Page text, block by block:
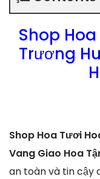
Shop
Trương
Shop Hoa Tươi
Vang Giao Hoa
an toàn và tin cậy